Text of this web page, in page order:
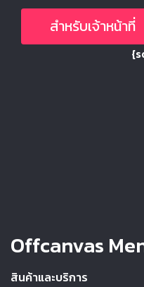
สำหรับเจ้าหน้าที่
Offcanvas
สินค้าและบริการ